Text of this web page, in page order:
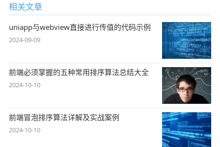
相关文章
uniapp与webview直接进行传值的代码示例
2024-09-09
前端必须掌握的五种常用排序算法总结大全
2024-10-10
前端冒泡排序算法详解及实战案例
2024-10-10